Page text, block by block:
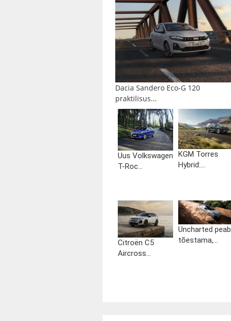
Dacia Sandero Eco-G 120
praktilisus...
Uus Volkswagen
T-Roc...
KGM Torres
Hybrid:...
Citroën C5
Aircross...
Uncharted peab
tõestama,...